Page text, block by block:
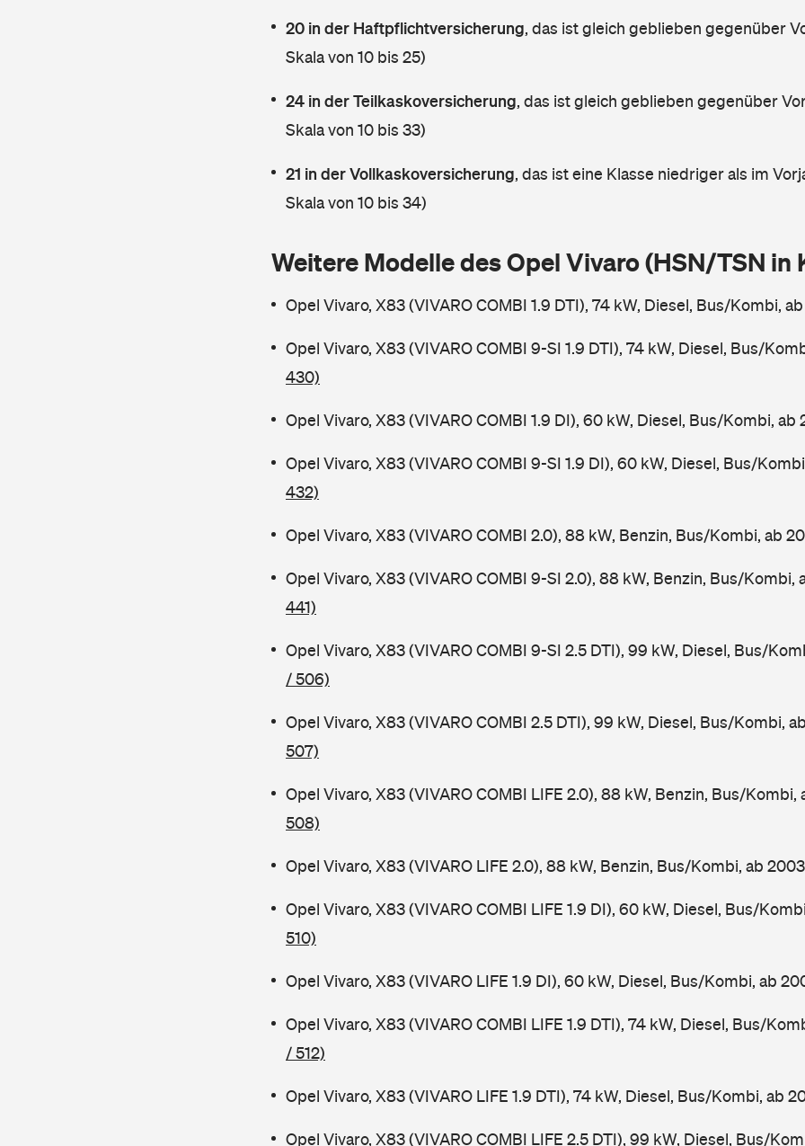
20 in der Haftpflichtversicherung, das ist gleich geblieben gegenüber
Skala von 10 bis 25)
24 in der Teilkaskoversicherung, das ist gleich geblieben gegenüber
Skala von 10 bis 33)
21 in der Vollkaskoversicherung, das ist eine Klasse niedriger als im
Skala von 10 bis 34)
Weitere Modelle des Opel Vivaro (HSN/TSN in
Opel Vivaro, X83 (VIVARO COMBI 1.9 DTI), 74 kW, Diesel, Bus/Kombi,
Opel Vivaro, X83 (VIVARO COMBI 9-SI 1.9 DTI), 74 kW, Diesel, Bus/
430)
Opel Vivaro, X83 (VIVARO COMBI 1.9 DI), 60 kW, Diesel, Bus/Kombi, ab
Opel Vivaro, X83 (VIVARO COMBI 9-SI 1.9 DI), 60 kW, Diesel, Bus/
432)
Opel Vivaro, X83 (VIVARO COMBI 2.0), 88 kW, Benzin, Bus/Kombi, ab
Opel Vivaro, X83 (VIVARO COMBI 9-SI 2.0), 88 kW, Benzin, Bus/Kombi,
441)
Opel Vivaro, X83 (VIVARO COMBI 9-SI 2.5 DTI), 99 kW, Diesel, Bus/
/ 506)
Opel Vivaro, X83 (VIVARO COMBI 2.5 DTI), 99 kW, Diesel, Bus/Kombi,
507)
Opel Vivaro, X83 (VIVARO COMBI LIFE 2.0), 88 kW, Benzin, Bus/Kombi,
508)
Opel Vivaro, X83 (VIVARO LIFE 2.0), 88 kW, Benzin, Bus/Kombi, ab
Opel Vivaro, X83 (VIVARO COMBI LIFE 1.9 DI), 60 kW, Diesel, Bus/
510)
Opel Vivaro, X83 (VIVARO LIFE 1.9 DI), 60 kW, Diesel, Bus/Kombi, ab
Opel Vivaro, X83 (VIVARO COMBI LIFE 1.9 DTI), 74 kW, Diesel, Bus/
/ 512)
Opel Vivaro, X83 (VIVARO LIFE 1.9 DTI), 74 kW, Diesel, Bus/Kombi, ab
Opel Vivaro, X83 (VIVARO COMBI LIFE 2.5 DTI), 99 kW, Diesel, Bus/